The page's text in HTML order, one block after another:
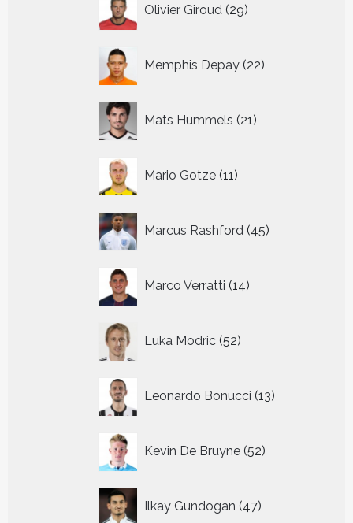
Olivier Giroud 29
producten
Memphis Depay 22
producten
Mats Hummels 21
producten
Mario Gotze 11
producten
Marcus Rashford 45
producten
Marco Verratti 14
producten
Luka Modric 52
producten
Leonardo Bonucci 13
producten
Kevin De Bruyne 52
producten
Ilkay Gundogan 47
producten